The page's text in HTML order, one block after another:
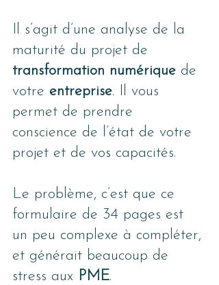
Il s’agit d’une analyse de la
maturité du projet de
transformation numérique de
votre entreprise. Il vous
permet de prendre
conscience de l’état de votre
projet et de vos capacités.
Le problème, c’est que ce
formulaire de 34 pages est
un peu complexe à compléter,
et générait beaucoup de
stress aux PME.